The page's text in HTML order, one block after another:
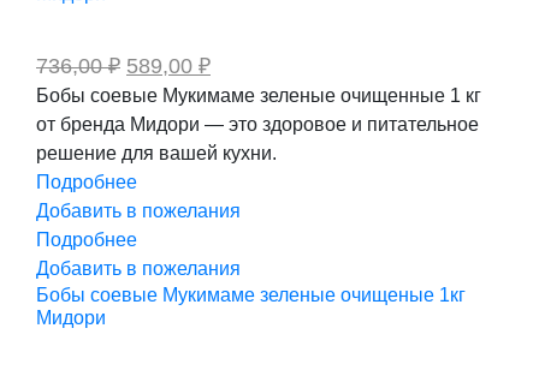
736,00₽ Первоначальная
цена
составляла
736,00 ₽.
589,00 ₽Текущая
589,00 ₽.
Бобы соевые Мукимаме зеленые очищенные 1 кг
от бренда Мидори — это здоровое и питательное
решение для вашей кухни.
Подробнее
Добавить в пожелания
Подробнее
Добавить в пожелания
Бобы соевые Мукимаме зеленые очищеные 1кг
Мидори